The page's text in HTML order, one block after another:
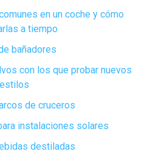
en un coche y cómo
a tiempo
bañadores
con los que probar nuevos
estilos
de cruceros
instalaciones solares
destiladas